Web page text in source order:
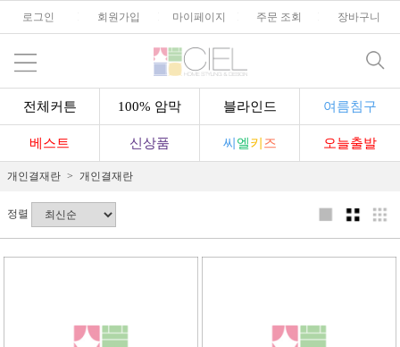
로그인 회원가입 마이페이지 주문 조회 장바구니
전체커튼 100% 암막 블라인드 여름침구
베스트 신상품 씨 엘키 즈 오늘출발
개인결재란 개인결재란
정렬